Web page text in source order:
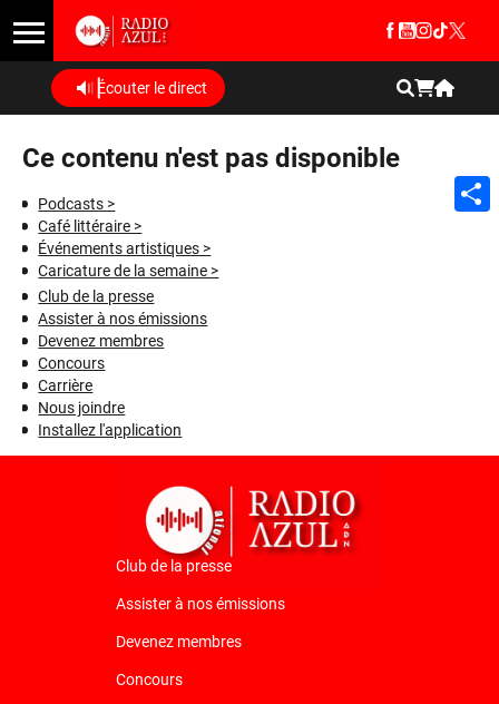
Écouter le direct
Ce contenu n'est pas disponible
Podcasts >
Café littéraire >
Événements artistiques >
Caricature de la semaine >
Club de la presse
Assister à nos émissions
Devenez membres
Concours
Carrière
Nous joindre
Installez l'application
Club de la presse
Assister à nos émissions
Devenez membres
Concours